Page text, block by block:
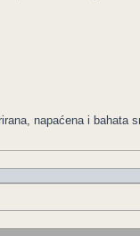
napaćena i bahata